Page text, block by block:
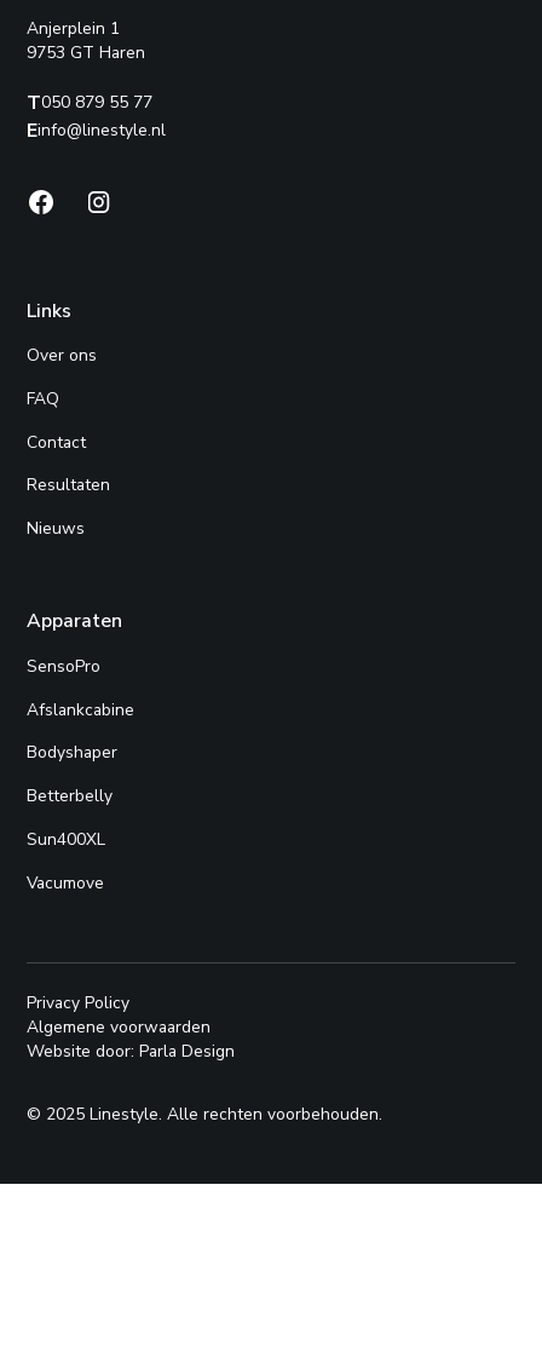
Anjerplein 1
9753 GT Haren
T050 879 55 77
Einfo@linestyle.nl
Links
Over ons
FAQ
Contact
Resultaten
Nieuws
Apparaten
SensoPro
Afslankcabine
Bodyshaper
Betterbelly
Sun400XL
Vacumove
© 2025 Linestyle. Alle rechten voorbehouden.
Privacy Policy
Algemene voorwaarden
Website door: Parla Design